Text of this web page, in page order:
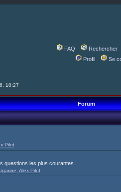
FAQ
Rechercher
Profil
Se
10:27
Forum
Pilot
les plus courantes.
Alex Pilot